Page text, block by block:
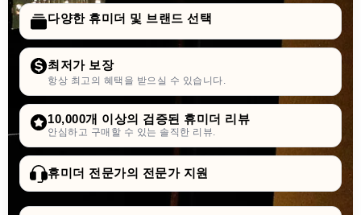
다양한 휴미더 및 브랜드 선택
최저가 보장
항상 최고의 혜택을 받으실 수 있습니다.
10,000개 이상의 검증된 휴미더 리뷰
안심하고 구매할 수 있는 솔직한 리뷰.
휴미더 전문가의 전문가 지원